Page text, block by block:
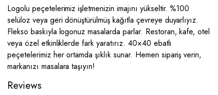
Logolu peçetelerimiz işletmenizin imajını yükseltir. %100
selüloz veya geri dönüştürülmüş kağıtla çevreye duyarlıyız.
Flekso baskıyla logonuz masalarda parlar. Restoran, kafe, otel
veya özel etkinliklerde fark yaratırız. 40×40 ebatlı
peçetelerimiz her ortamda şıklık sunar. Hemen sipariş verin,
markanızı masalara taşıyın!
Reviews